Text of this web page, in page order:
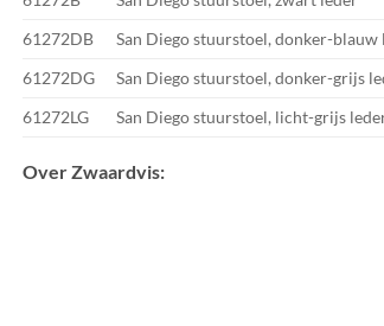
61272DB
San Diego stuurstoel, donker-blauw
61272DG
San Diego stuurstoel, donker-grijs
61272LG
San Diego stuurstoel, licht-grijs
Over Zwaardvis: